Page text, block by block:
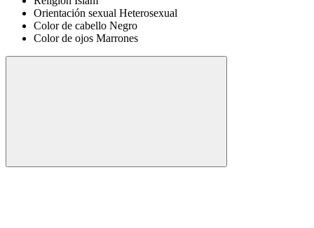
Orientación sexual Heterosexual
Color de cabello Negro
Color de ojos Marrones